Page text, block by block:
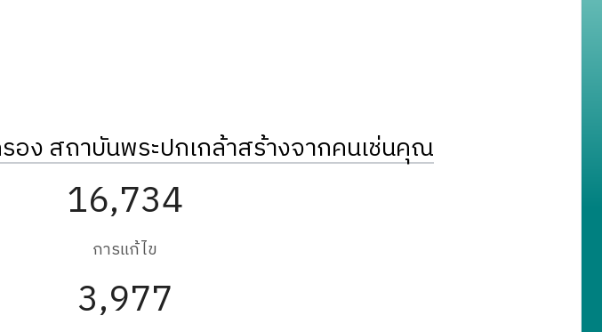
อง สถาบันพระปกเกล้าสร้างจากคนเช่นคุณ
16,734
การแก้ไข
3,977